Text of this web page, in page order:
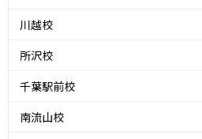
川越校
所沢校
千葉駅前校
南流山校